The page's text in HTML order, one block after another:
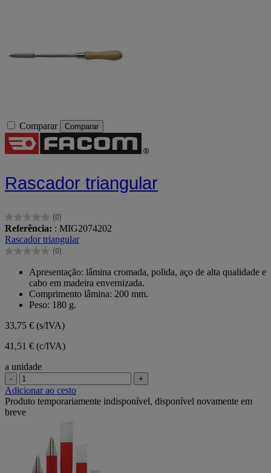
Comparar Comparar
Rascador triangular
(0)
0.0
em
5
estrelas.
Referência: : MIG2074202
Rascador triangular
(0)
0.0
estrelas.
Apresentação: lâmina cromada, polida, aço de alta qualidade e
cabo em madeira envernizada.
Comprimento lâmina: 200 mm.
Peso: 180 g.
33,75 € (s/IVA)
41,51 € (c/IVA)
a unidade
- +
Adicionar ao cesto
Produto temporariamente indisponível, disponível novamente em
breve